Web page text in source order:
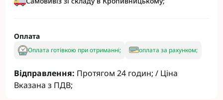
Оплата
Оплата готівкою при отриманні; оплата за рахунком;
Відправлення: Протягом 24 годин; / Ціна
Вказана з ПДВ;